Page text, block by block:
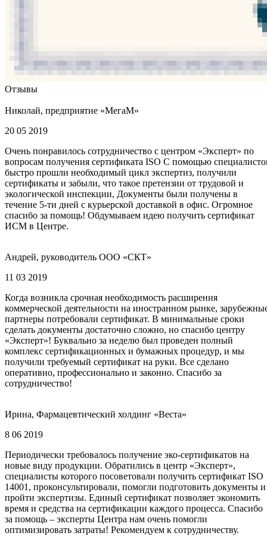
Отзывы
Николай, предприятие «МегаМ»
20 05 2019
Очень понравилось сотрудничество с центром «Эксперт» по
вопросам получения сертификата ISO С помощью
быстро прошли необходимый цикл экспертиз, получили
сертификаты и забыли, что такое претензии от трудовой и
экологической инспекции, Документы были получены в
течение 5-ти дней с курьерской доставкой в офис. Огромное
спасибо за помощь! Обдумываем идею получить сертификат
ИСМ в Центре.
Андрей, руководитель ООО «СКТ»
11 03 2019
Когда возникла срочная необходимость расширения
коммерческой деятельности на иностранном рынке,
партнеры потребовали сертификат. В минимальные сроки
сделать документы достаточно сложно, но спасибо центру
«Эксперт»! Буквально за неделю был проведен полный
комплекс сертификационных и бумажных процедур, и мы
получили требуемый сертификат на руки. Все сделано
оперативно, профессионально и законно. Спасибо за
сотрудничество!
Ирина, Фармацевтический холдинг «Веста»
8 06 2019
Периодически требовалось получение эко-сертификатов на
новые виду продукции. Обратились в центр «Эксперт»,
специалисты которого посоветовали получить сертификат ISO
14001, проконсультировали, помогли подготовить документы и
пройти экспертизы. Единый сертификат позволяет экономить
время и средства на сертификации каждого процесса. Спасибо
за помощь – эксперты Центра нам очень помогли
оптимизировать затраты! Рекомендуем к сотрудничеству.